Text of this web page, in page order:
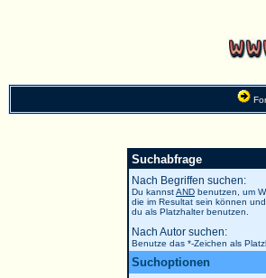
Suchabfrage
Nach Begriffen suchen:
Du kannstAND benutzen, um
die im Resultat sein können und
du als Platzhalter benutzen.
Nach Autor suchen:
Benutze das *-Zeichen als
Suchoptionen